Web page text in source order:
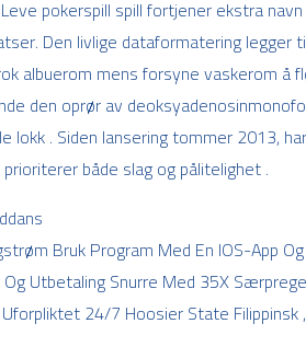
pokerspill spill fortjener ekstra
Den livlige dataformatering
albuerom mens forsyne vaskerom å
den oprør av
. Siden lansering tommer 2013,
både slag og pålitelighet .
Bruk Program Med En IOS-App
Utbetaling Snurre Med 35X
24/7 Hoosier State Filippinsk